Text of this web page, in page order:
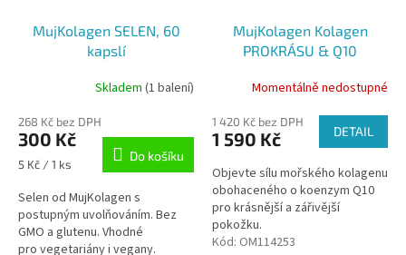
MujKolagen SELEN, 60
kapslí
Skladem (1 balení)
268 Kč bez DPH
300 Kč
Měrná
5 Kč / 1 ks
Do košíku
Selen od MujKolagen s
postupným uvolňováním. Bez
GMO a glutenu. Vhodné
pro vegetariány i vegany.
MujKolagen Kolagen
PROKRÁSU & Q10
Momentálně nedostupné
1 420 Kč bez DPH
1 590 Kč DETAIL
Objevte sílu mořského kolagenu
obohaceného o koenzym Q10
pro krásnější a zářivější
pokožku.
Kód: OM114253